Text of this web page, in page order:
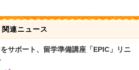
関連ニュース
サポート、留学準備講座「EPIC」リニ